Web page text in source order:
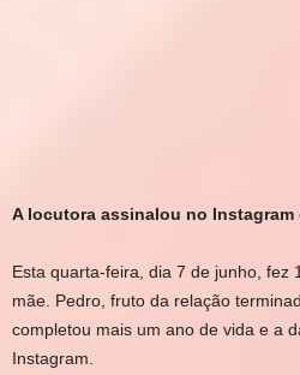
A locutora assinalou no
Esta quarta-feira, dia 7 de junho, fez
mãe. Pedro, fruto da relação
completou mais um ano de vida e a
Instagram.